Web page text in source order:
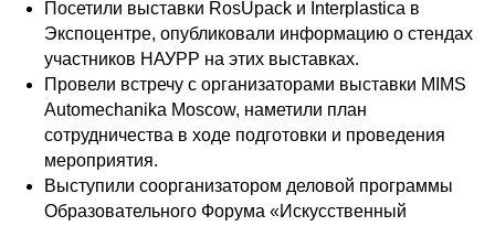
Посетили выставки RosUpack и Interplastica в
Экспоцентре, опубликовали информацию о стендах
участников НАУРР на этих выставках.
Провели встречу с организаторами выставки MIMS
Automechanika Moscow, наметили план
сотрудничества в ходе подготовки и проведения
мероприятия.
Выступили соорганизатором деловой программы
Образовательного Форума «Искусственный
Политика конфиденциальности
© 2015-2026 НАУРР. Все права защищены.
При использовании материалов ссылка на ROBOTUNION.RU — обязательна